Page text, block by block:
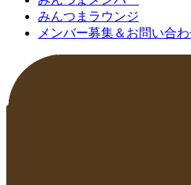
みんつまラウンジ
メンバー募集＆お問い合